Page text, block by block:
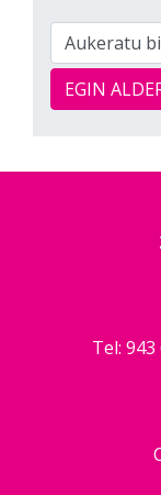
EGIN
Tel: 943